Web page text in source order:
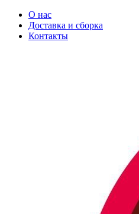
О нас
Доставка и сборка
Контакты